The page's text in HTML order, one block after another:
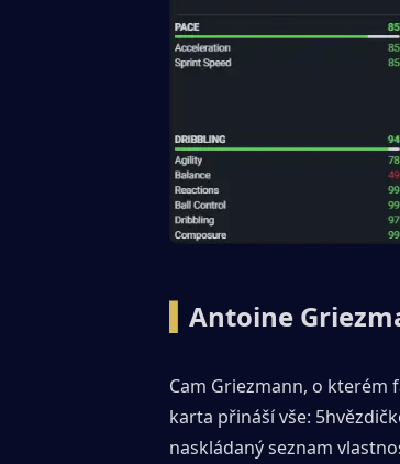
Antoine
Cam Griezmann, o kterém
karta přináší vše:
naskládaný seznam